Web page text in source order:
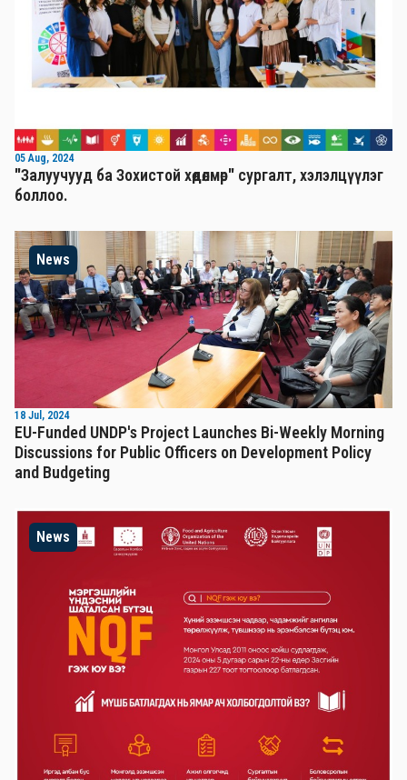
05 Aug, 2024
"Залуучууд ба Зохистой хөдөлмөр" сургалт, хэлэлцүүлэг
боллоо.
News
18 Jul, 2024
EU-Funded UNDP's Project Launches Bi-Weekly Morning
Discussions for Public Officers on Development Policy
and Budgeting
News